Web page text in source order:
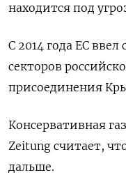
находится под
С 2014 года ЕС
секторов
присоединения
Консервативная
Zeitung считает,
дальше.